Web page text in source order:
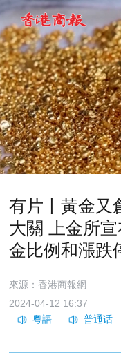
有片丨黃金又
大關 上金所
金比例和漲跌
來源：香港商報網
2024-04-12 16:37